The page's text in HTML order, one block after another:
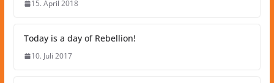
15. April 2018
Today is a day of Rebellion!
10. Juli 2017